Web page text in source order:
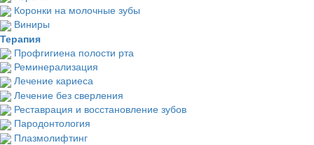
Коронки на молочные зубы
Виниры
Терапия
Профгигиена полости рта
Реминерализация
Лечение кариеса
Лечение без сверления
Реставрация и восстановление зубов
Пародонтология
Плазмолифтинг